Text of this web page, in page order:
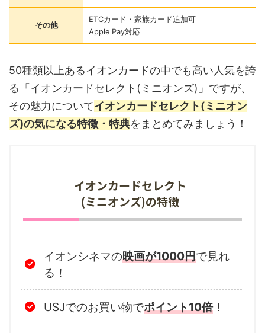
その他
ETCカード・家族カード追加可
Apple Pay対応
50種類以上あるイオンカードの中でも高い人気を誇
る「イオンカードセレクト(ミニオンズ)」ですが、
その魅力についてイオンカードセレクト(ミニオン
ズ)の気になる特徴・特典をまとめてみましょう！
イオンカードセレクト
(ミニオンズ)の特徴
イオンシネマの映画が1000円で見れ
る！
USJでのお買い物でポイント10倍！